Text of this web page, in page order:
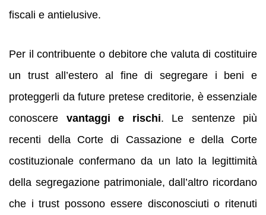
fiscali e antielusive.
Per il contribuente o debitore che valuta di costituire
un trust all’estero al fine di segregare i beni e
proteggerli da future pretese creditorie, è essenziale
conoscere vantaggi e rischi. Le sentenze più
recenti della Corte di Cassazione e della Corte
costituzionale confermano da un lato la legittimità
della segregazione patrimoniale, dall’altro ricordano
che i trust possono essere disconosciuti o ritenuti